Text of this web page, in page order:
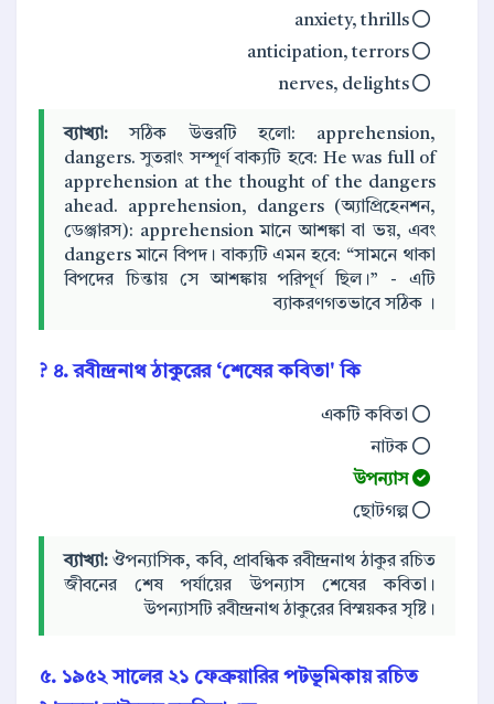
ব্যাখ্যা: সঠিক উত্তরটি হলো: apprehension,
dangers. সুতরাং সম্পূর্ণ বাক্যটি হবে: He was full of
apprehension at the thought of the dangers
ahead. apprehension, dangers (অ্যাপ্রিহেনশন,
ডেঞ্জারস): apprehension মানে আশঙ্কা বা ভয়, এবং
dangers মানে বিপদ। বাক্যটি এমন হবে: “সামনে থাকা
বিপদের চিন্তায় সে আশঙ্কায় পরিপূর্ণ ছিল।” - এটি
ব্যাকরণগতভাবে সঠিক ।
৪. রবীন্দ্রনাথ ঠাকুরের ‘শেষের কবিতা' কি ?
উপন্যাস
ছোটগল্প
ব্যাখ্যা: ঔপন্যাসিক, কবি, প্রাবন্ধিক রবীন্দ্রনাথ ঠাকুর রচিত
জীবনের শেষ পর্যায়ের উপন্যাস শেষের কবিতা।
উপন্যাসটি রবীন্দ্রনাথ ঠাকুরের বিস্ময়কর সৃষ্টি।
৫. ১৯৫২ সালের ২১ ফেব্রুয়ারির পটভূমিকায় রচিত